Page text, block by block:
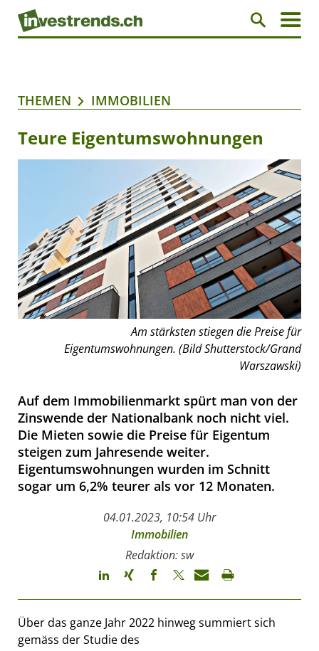
THEMEN IMMOBILIEN
Teure Eigentumswohnungen
Am stärksten stiegen die Preise für
Eigentumswohnungen. (Bild Shutterstock/Grand
Warszawski)
Auf dem Immobilienmarkt spürt man von der
Zinswende der Nationalbank noch nicht viel.
Die Mieten sowie die Preise für Eigentum
steigen zum Jahresende weiter.
Eigentumswohnungen wurden im Schnitt
sogar um 6,2% teurer als vor 12 Monaten.
04.01.2023, 10:54 Uhr
Immobilien
Redaktion: sw
Über das ganze Jahr 2022 hinweg summiert sich
gemäss der Studie des